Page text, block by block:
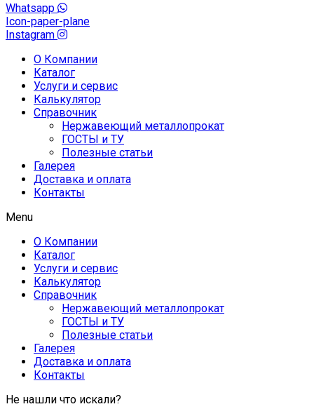
Whatsapp
Icon-paper-plane
Instagram
О Компании
Каталог
Услуги и сервис
Калькулятор
Справочник
Нержавеющий металлопрокат
ГОСТЫ и ТУ
Полезные статьи
Галерея
Доставка и оплата
Контакты
Menu
О Компании
Каталог
Услуги и сервис
Калькулятор
Справочник
Нержавеющий металлопрокат
ГОСТЫ и ТУ
Полезные статьи
Галерея
Доставка и оплата
Контакты
Не нашли что искали?